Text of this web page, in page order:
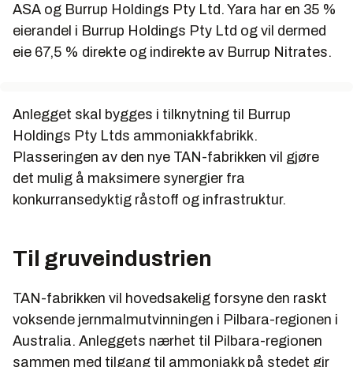
ASA og Burrup Holdings Pty Ltd. Yara har en 35 %
eierandel i Burrup Holdings Pty Ltd og vil dermed
eie 67,5 % direkte og indirekte av Burrup Nitrates.
Anlegget skal bygges i tilknytning til Burrup
Holdings Pty Ltds ammoniakkfabrikk.
Plasseringen av den nye TAN-fabrikken vil gjøre
det mulig å maksimere synergier fra
konkurransedyktig råstoff og infrastruktur.
Til gruveindustrien
TAN-fabrikken vil hovedsakelig forsyne den raskt
voksende jernmalmutvinningen i Pilbara-regionen i
Australia. Anleggets nærhet til Pilbara-regionen
sammen med tilgang til ammoniakk på stedet gir